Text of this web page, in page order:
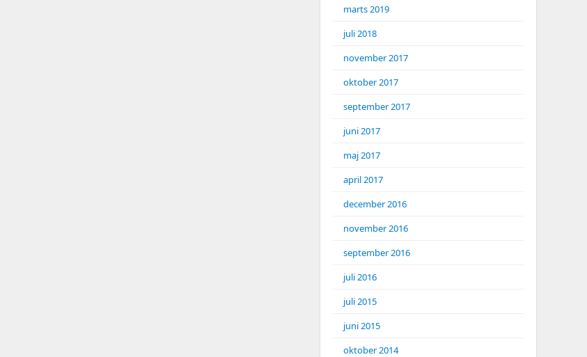
marts 2019
juli 2018
november 2017
oktober 2017
september 2017
juni 2017
maj 2017
april 2017
december 2016
november 2016
september 2016
juli 2016
juli 2015
juni 2015
oktober 2014